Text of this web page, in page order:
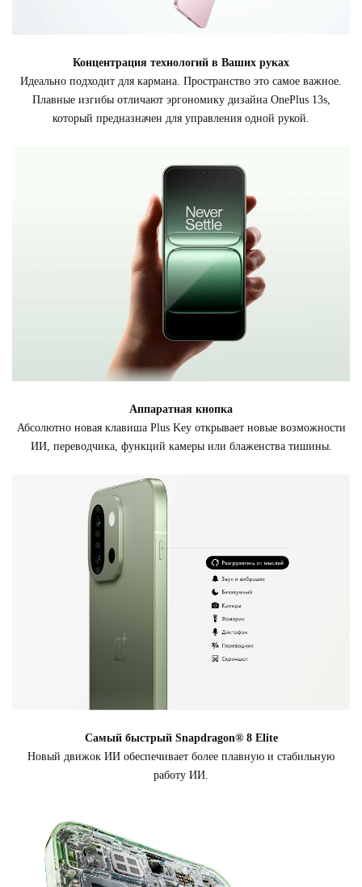
Концентрация технологий в Ваших руках
Идеально подходит для кармана. Пространство это самое важное.
Плавные изгибы отличают эргономику дизайна OnePlus 13s,
который предназначен для управления одной рукой.
Аппаратная кнопка
Абсолютно новая клавиша Plus Key открывает новые возможности
ИИ, переводчика, функций камеры или блаженства тишины.
Самый быстрый Snapdragon® 8 Elite
Новый движок ИИ обеспечивает более плавную и стабильную
работу ИИ.